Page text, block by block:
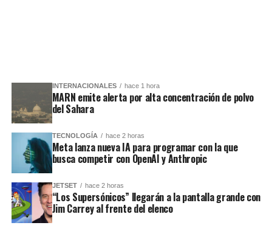
INTERNACIONALES hace 1 hora
MARN emite alerta por alta concentración de polvo
del Sahara
TECNOLOGÍA hace 2 horas
Meta lanza nueva IA para programar con la que
busca competir con OpenAI y Anthropic
JETSET hace 2 horas
“Los Supersónicos” llegarán a la pantalla grande con
Jim Carrey al frente del elenco